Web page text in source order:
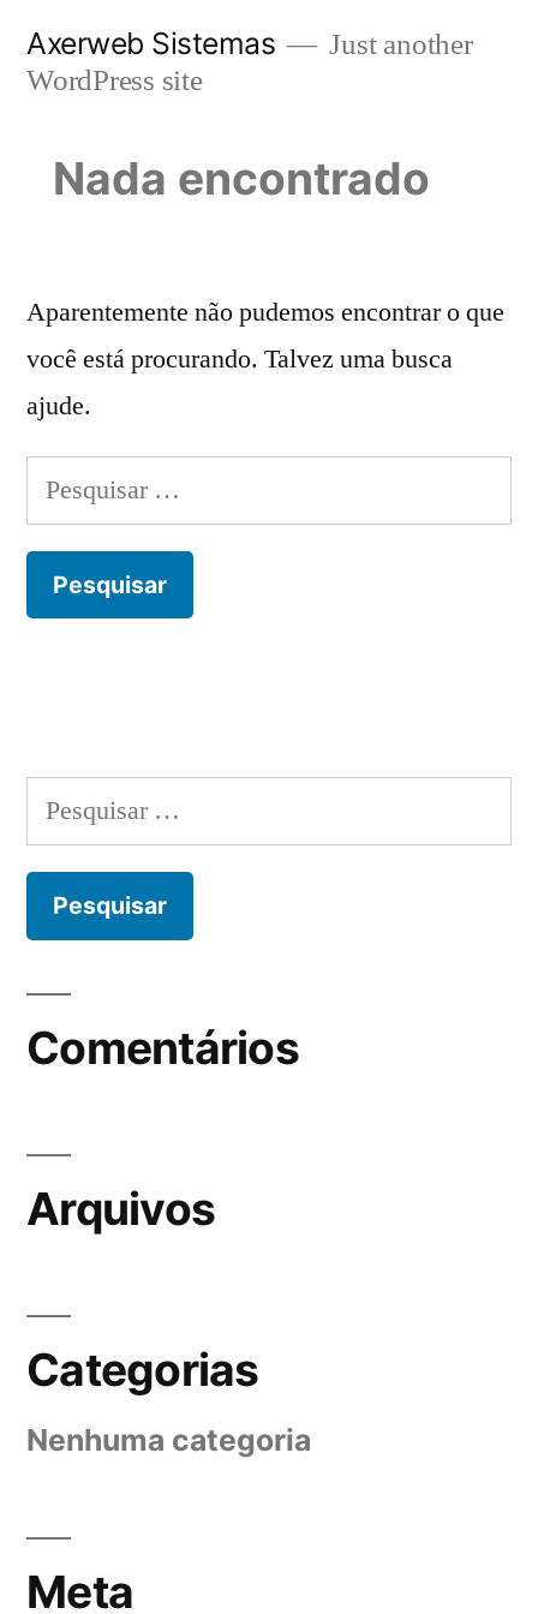
para
conteúdo
Axerweb Sistemas
Just another
WordPress site
Nada encontrado
Aparentemente não pudemos encontrar o que
você está procurando. Talvez uma busca
ajude.
Pesquisar
por:
Pesquisar
por:
Comentários
Arquivos
Categorias
Nenhuma categoria
Meta